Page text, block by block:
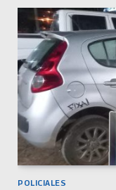
POLICIALES